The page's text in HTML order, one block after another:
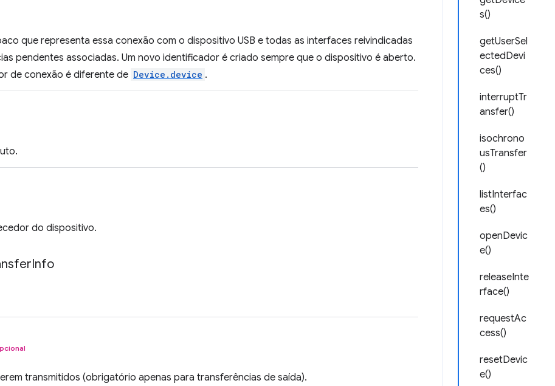
s()
getUserSel
ectedDevi
ces()
interruptTr
ansfer()
isochrono
usTransfer
()
listInterfac
es()
openDevic
e()
releaseInte
rface()
requestAc
cess()
resetDevic
e()
que representa essa conexão com o dispositivo USB e todas as interfaces reivindicadas
pendentes associadas. Um novo identificador é criado sempre que o dispositivo é aberto.
de conexão é diferente de Device.device .
do dispositivo.
Info
transmitidos (obrigatório apenas para transferências de saída).